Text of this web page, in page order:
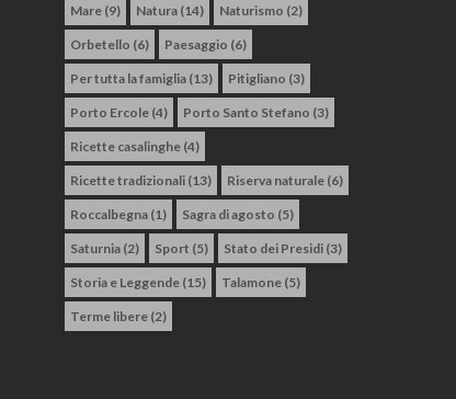
Mare (9) Natura (14) Naturismo (2)
Orbetello (6) Paesaggio (6)
Per tutta la famiglia (13) Pitigliano (3)
Porto Ercole (4) Porto Santo Stefano (3)
Ricette casalinghe (4)
Ricette tradizionali (13) Riserva naturale (6)
Roccalbegna (1) Sagra di agosto (5)
Saturnia (2) Sport (5) Stato dei Presidi (3)
Storia e Leggende (15) Talamone (5)
Terme libere (2)